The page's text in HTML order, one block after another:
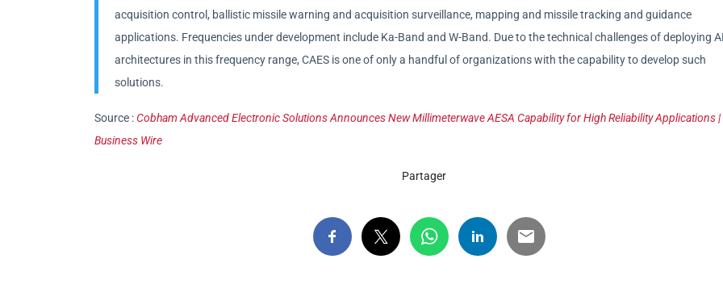
acquisition control, ballistic missile warning and acquisition surveillance, mapping and missile tracking and guidance
applications. Frequencies under development include Ka-Band and W-Band. Due to the technical challenges of deploying
architectures in this frequency range, CAES is one of only a handful of organizations with the capability to develop such
solutions.
Source :Cobham Advanced Electronic Solutions Announces New Millimeterwave AESA Capability for High Reliability Applications |
Business Wire
Partager